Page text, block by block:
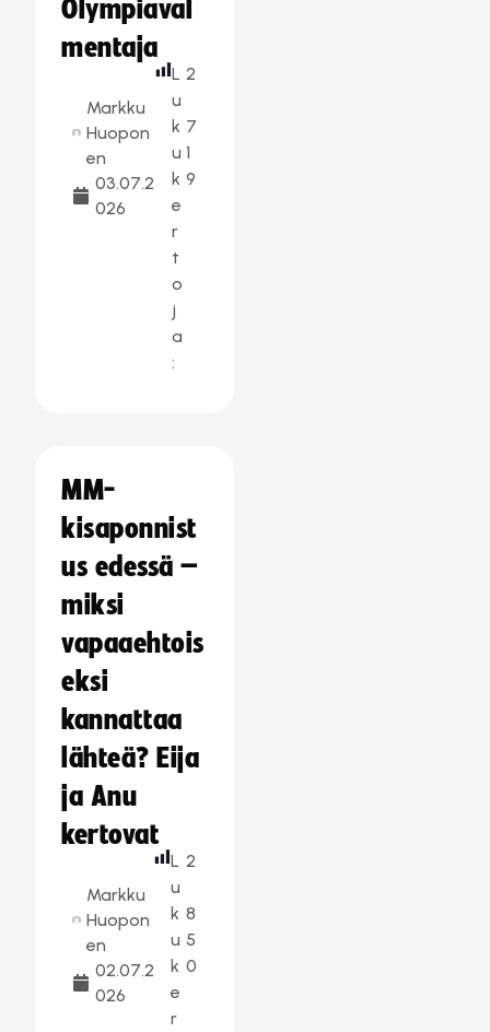
Olympiaval
mentaja
Markku
Huopon
en
03.07.2
026
L
u
k
u
k
e
r
t
o
j
a
:
2
7
1
9
MM-
kisaponnist
us edessä –
miksi
vapaaehtois
eksi
kannattaa
lähteä? Eija
ja Anu
kertovat
Markku
Huopon
en
02.07.2
026
L
u
k
u
k
e
r
2
8
5
0